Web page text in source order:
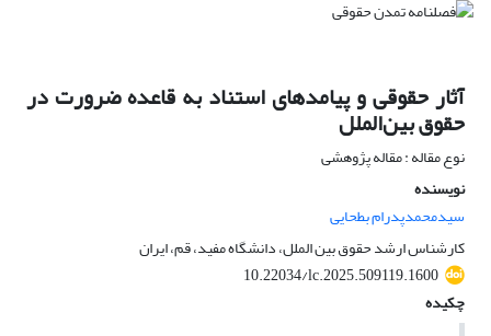
آثار حقوقی و پیامدهای استناد به قاعده ضرورت در
حقوق بین‌الملل
نوع مقاله : مقاله پژوهشی
نویسنده
سیدمحمدپدرام بطحایی
کارشناس ارشد حقوق بین الملل، دانشگاه مفید، قم، ایران
10.22034/lc.2025.509119.1600
چکیده